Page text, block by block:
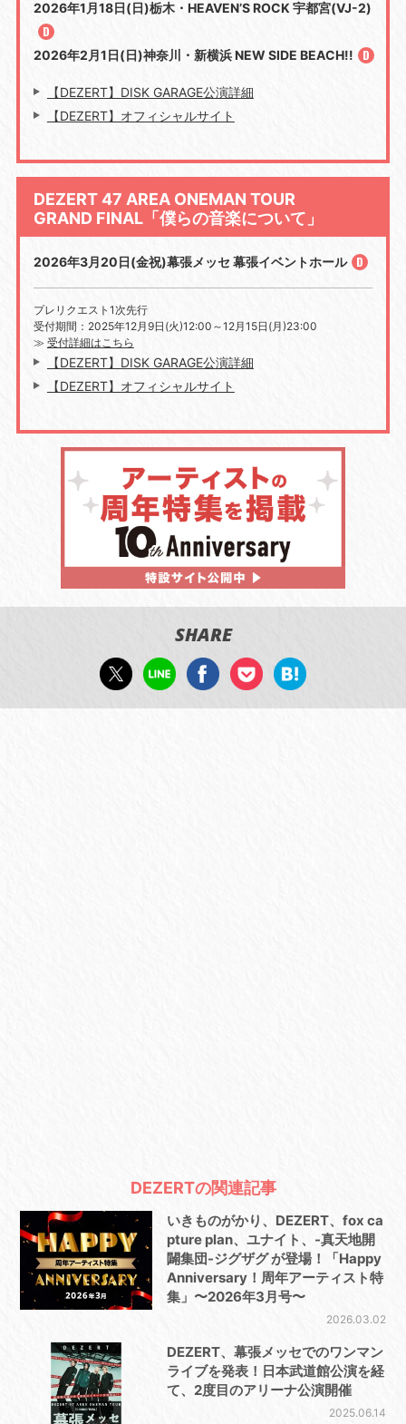
2026年1月18日(日)栃木・HEAVEN’S ROCK 宇都宮(VJ-2)
2026年2月1日(日)神奈川・新横浜 NEW SIDE BEACH!!
【DEZERT】DISK GARAGE公演詳細
【DEZERT】オフィシャルサイト
DEZERT 47 AREA ONEMAN TOUR
GRAND FINAL「僕らの音楽について」
2026年3月20日(金祝)幕張メッセ 幕張イベントホール
プレリクエスト1次先行
受付期間：2025年12月9日(火)12:00～12月15日(月)23:00
≫ 受付詳細はこちら
【DEZERT】DISK GARAGE公演詳細
【DEZERT】オフィシャルサイト
SHARE
DEZERTの関連記事
いきものがかり、DEZERT、fox ca
pture plan、ユナイト、-真天地開
闢集団-ジグザグ が登場！「Happy
Anniversary！周年アーティスト特
集」〜2026年3月号〜
2026.03.02
DEZERT、幕張メッセでのワンマン
ライブを発表！日本武道館公演を経
て、2度目のアリーナ公演開催
2025.06.14